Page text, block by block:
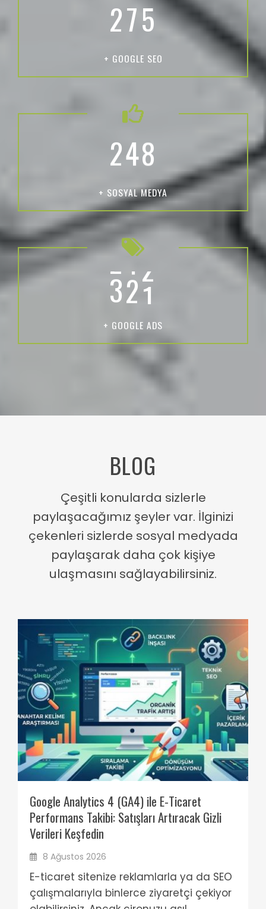
275
+ GOOGLE SEO
248
+ SOSYAL MEDYA
339
+ GOOGLE ADS
BLOG
Çeşitli konularda sizlerle
paylaşacağımız şeyler var. İlginizi
çekenleri sizlerde sosyal medyada
paylaşarak daha çok kişiye
ulaşmasını sağlayabilirsiniz.
Google Analytics 4 (GA4) ile E-Ticaret
Performans Takibi: Satışları Artıracak Gizli
Verileri Keşfedin
8 Ağustos 2026
E-ticaret sitenize reklamlarla ya da SEO
çalışmalarıyla binlerce ziyaretçi çekiyor